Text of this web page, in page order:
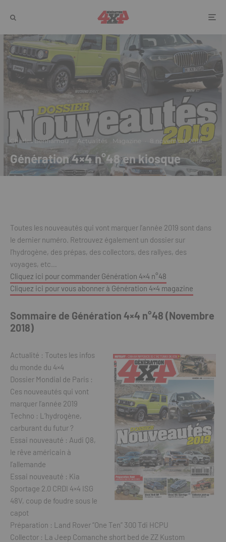
Charles Benhamou · Actualités Magazine · 8 novembre 2018
Génération 4×4 n°48 en kiosque
Toutes les nouveautés qui vont marquer l’année 2019 sont dans
le dernier numéro. Retrouvez également un dossier sur
l’hydrogène, des prépas, des collectors, des rallyes, des
voyages, etc…
Cliquez ici pour commander Génération 4×4 n°48
Cliquez ici pour vous abonner à Génération 4×4 magazine
Sommaire de Génération 4×4 n°48 (Novembre
2018)
Actualité : Toutes les infos
du monde du 4×4
Dossier Mondial de Paris :
Ces nouveautés qui vont
marquer l’année 2019
Techno : L’hydrogène,
carburant du futur ?
Essai nouveauté : Audi Q8,
le rêve américain à
l’allemande
Essai nouveauté : Kia
Sportage 2.0 CRDI 4×4 ISG
48V, coup de foudre sous le
capot
Préparation : Land Rover “One Ten” 300 Tdi HCPU
Collector : La Jeep Comanche short bed de ZZ Kustom